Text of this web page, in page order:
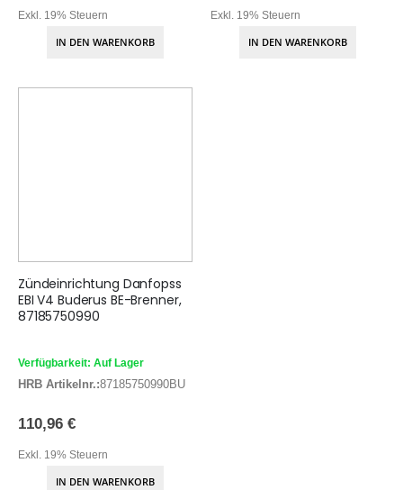
Exkl. 19% Steuern
IN DEN WARENKORB
Exkl. 19% Steuern
IN DEN WARENKORB
Zündeinrichtung Danfopss
EBI V4 Buderus BE-Brenner,
87185750990
Verfügbarkeit: Auf Lager
HRB Artikelnr.:87185750990BU
110,96 €
Exkl. 19% Steuern
IN DEN WARENKORB